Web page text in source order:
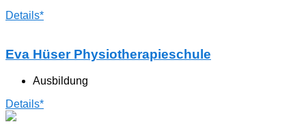
Details*
Eva Hüser Physiotherapieschule
Ausbildung
Details*